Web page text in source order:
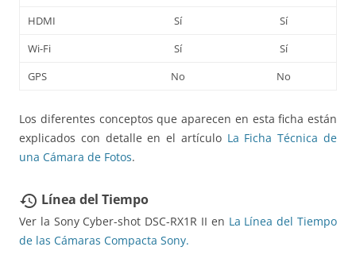
HDMI
Sí
Sí
Wi-Fi
Sí
Sí
GPS
No No
Los diferentes conceptos que aparecen en esta ficha están
explicados con detalle en el artículo La Ficha Técnica de
una Cámara de Fotos.
restore Línea del Tiempo
Ver la Sony Cyber-shot DSC-RX1R II en La Línea del Tiempo
de las Cámaras Compacta Sony.